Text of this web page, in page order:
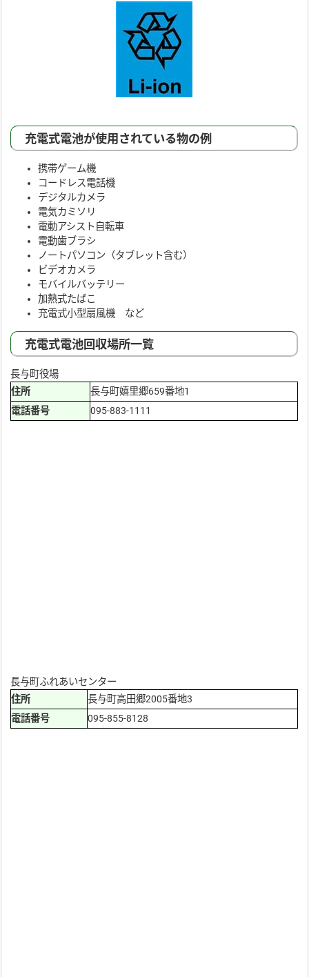
充電式電池が使用されている物の例
携帯ゲーム機
コードレス電話機
デジタルカメラ
電気カミソリ
電動アシスト自転車
電動歯ブラシ
ノートパソコン（タブレット含む）
ビデオカメラ
モバイルバッテリー
加熱式たばこ
充電式小型扇風機 など
充電式電池回収場所一覧
長与町役場
住所
長与町嬉里郷659番地1
電話番号
095-883-1111
長与町ふれあいセンター
住所
長与町高田郷2005番地3
電話番号
095-855-8128